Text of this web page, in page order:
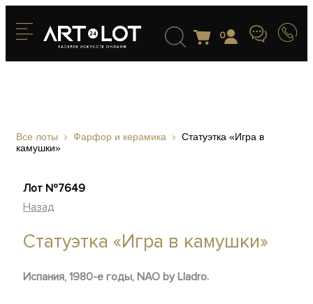
0
Все лоты Фарфор и керамика
Статуэтка «Игра в
камушки»
Лот №7649
Назад
Статуэтка «Игра в камушки»
Испания, 1980-е годы, NAO by Lladro.